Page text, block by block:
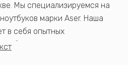
Мы специализируемся на
марки Aser. Наша
в себя опытных
обширными знаниями и